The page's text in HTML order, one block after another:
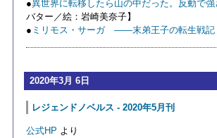
●異世界に転移したら山の中だった。反動で強
バター／絵：岩崎美奈子】
● ミリモス・サーガ ――末弟王子の転生戦記
2020年3月 6日
レジェンドノベルス - 2020年5月刊
公式HP より